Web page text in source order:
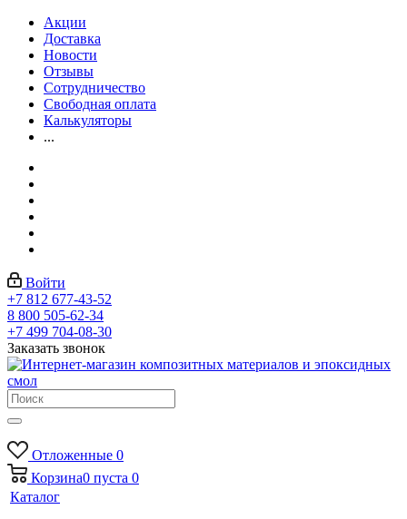
Акции
Доставка
Новости
Отзывы
Сотрудничество
Свободная оплата
Калькуляторы
...
Войти
+7 812 677-43-52
8 800 505-62-34
+7 499 704-08-30
Заказать звонок
Отложенные 0
Корзина0 пуста 0
Каталог